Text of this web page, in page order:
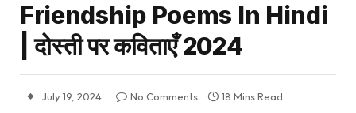
Friendship Poems In Hindi
| दोस्ती पर कविताएँ 2024
July 19, 2024 No Comments 18 Mins Read